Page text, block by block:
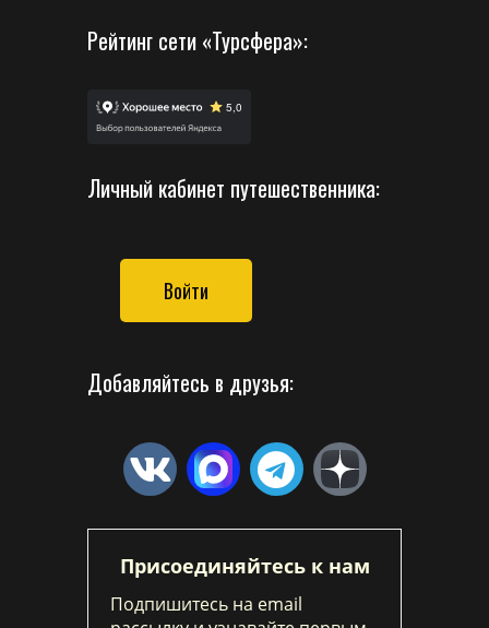
Рейтинг сети «Турсфера»:
Личный кабинет путешественника:
Войти
Добавляйтесь в друзья:
Присоединяйтесь к нам
Подпишитесь на email